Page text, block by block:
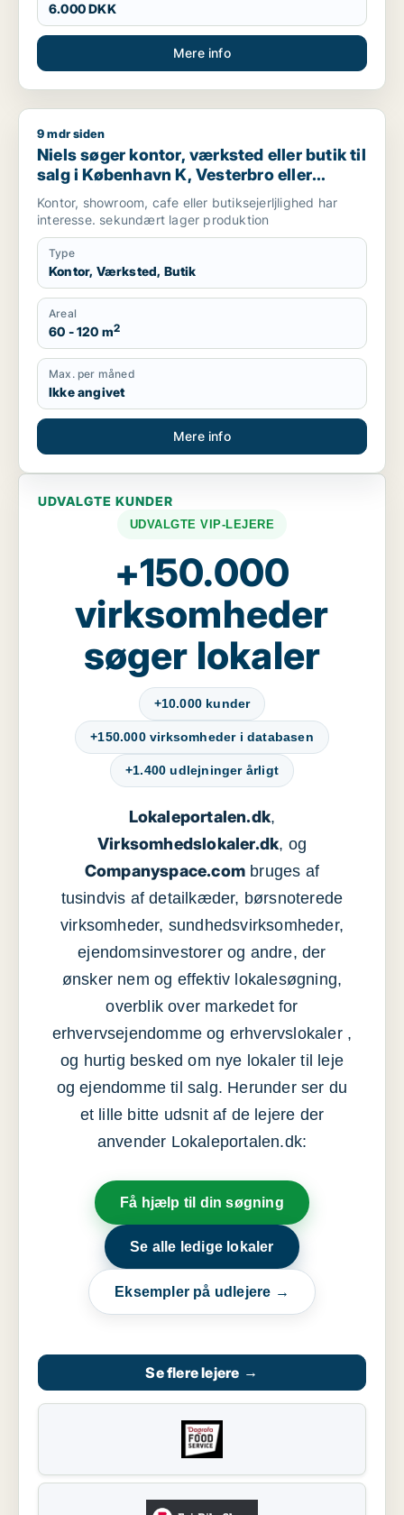
6.000 DKK
Mere info
Niels søger kontor, værksted eller butik til salg i København
9 mdr siden
Niels søger kontor, værksted eller butik til
salg i København K, Vesterbro eller
Frederiksberg m.fl.
Kontor, showroom, cafe eller butiksejerljlighed har
interesse. sekundært lager produktion
Type
Kontor, Værksted, Butik
Areal
60 - 120 m2
Max. per måned
Ikke angivet
Mere info
UDVALGTE KUNDER
UDVALGTE VIP-LEJERE
+150.000
virksomheder
søger lokaler
+10.000 kunder
+150.000 virksomheder i databasen
+1.400 udlejninger årligt
Lokaleportalen.dk,
Virksomhedslokaler.dk, og
Companyspace.com bruges af
tusindvis af detailkæder, børsnoterede
virksomheder, sundhedsvirksomheder,
ejendomsinvestorer og andre, der
ønsker nem og effektiv lokalesøgning,
overblik over markedet for
erhvervsejendomme og erhvervslokaler ,
og hurtig besked om nye lokaler til leje
og ejendomme til salg. Herunder ser du
et lille bitte udsnit af de lejere der
anvender Lokaleportalen.dk:
Få hjælp til din søgning
Se alle ledige lokaler
Eksempler på udlejere →
Se flere lejere →